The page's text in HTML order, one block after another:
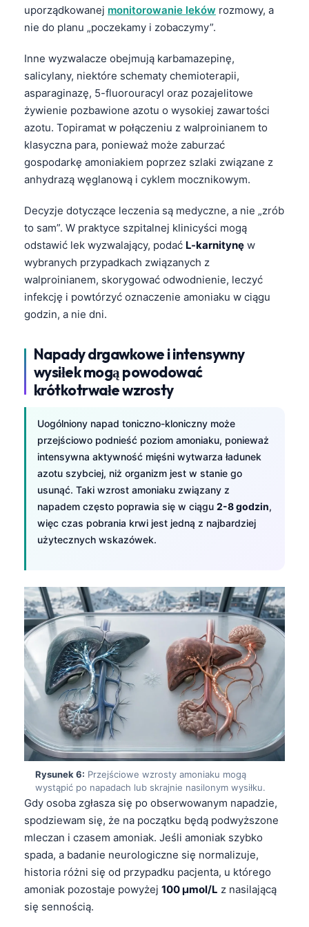
uporządkowanej monitorowanie leków rozmowy, a
nie do planu „poczekamy i zobaczymy”.
Inne wyzwalacze obejmują karbamazepinę,
salicylany, niektóre schematy chemioterapii,
asparaginazę, 5-fluorouracyl oraz pozajelitowe
żywienie pozbawione azotu o wysokiej zawartości
azotu. Topiramat w połączeniu z walproinianem to
klasyczna para, ponieważ może zaburzać
gospodarkę amoniakiem poprzez szlaki związane z
anhydrazą węglanową i cyklem mocznikowym.
Decyzje dotyczące leczenia są medyczne, a nie „zrób
to sam”. W praktyce szpitalnej klinicyści mogą
odstawić lek wyzwalający, podać L-karnitynę w
wybranych przypadkach związanych z
walproinianem, skorygować odwodnienie, leczyć
infekcję i powtórzyć oznaczenie amoniaku w ciągu
godzin, a nie dni.
Napady drgawkowe i intensywny
wysiłek mogą powodować
krótkotrwałe wzrosty
Uogólniony napad toniczno-kloniczny może
przejściowo podnieść poziom amoniaku, ponieważ
intensywna aktywność mięśni wytwarza ładunek
azotu szybciej, niż organizm jest w stanie go
usunąć. Taki wzrost amoniaku związany z
napadem często poprawia się w ciągu 2-8 godzin,
więc czas pobrania krwi jest jedną z najbardziej
użytecznych wskazówek.
Rysunek 6: Przejściowe wzrosty amoniaku mogą
wystąpić po napadach lub skrajnie nasilonym wysiłku.
Gdy osoba zgłasza się po obserwowanym napadzie,
spodziewam się, że na początku będą podwyższone
mleczan i czasem amoniak. Jeśli amoniak szybko
spada, a badanie neurologiczne się normalizuje,
historia różni się od przypadku pacjenta, u którego
amoniak pozostaje powyżej 100 µmol/L z nasilającą
się sennością.
አማርኛ
Українська
O‘zbekcha
Català
Қазақ тілі
Suomi
Hrvatski
Slovenčina
كوردی‎
پښتو
سنڌي
සිංහල
অসমীয়া
Galego
Euskara
Gàidhlig
Occitan
العربية المغربية
Afrikaans
Монгол
ພາສາລາວ
Basa Jawa
Cebuano
Кыргызча
Татар теле
Беларуская мова
Esperanto
Frysk
Norsk bokmål